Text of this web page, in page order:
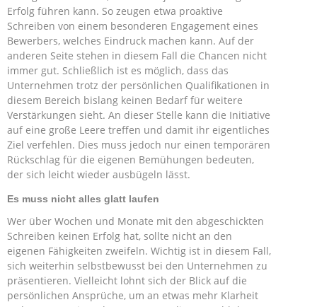
Erfolg führen kann. So zeugen etwa proaktive
Schreiben von einem besonderen Engagement eines
Bewerbers, welches Eindruck machen kann. Auf der
anderen Seite stehen in diesem Fall die Chancen nicht
immer gut. Schließlich ist es möglich, dass das
Unternehmen trotz der persönlichen Qualifikationen in
diesem Bereich bislang keinen Bedarf für weitere
Verstärkungen sieht. An dieser Stelle kann die Initiative
auf eine große Leere treffen und damit ihr eigentliches
Ziel verfehlen. Dies muss jedoch nur einen temporären
Rückschlag für die eigenen Bemühungen bedeuten,
der sich leicht wieder ausbügeln lässt.
Es muss nicht alles glatt laufen
Wer über Wochen und Monate mit den abgeschickten
Schreiben keinen Erfolg hat, sollte nicht an den
eigenen Fähigkeiten zweifeln. Wichtig ist in diesem Fall,
sich weiterhin selbstbewusst bei den Unternehmen zu
präsentieren. Vielleicht lohnt sich der Blick auf die
persönlichen Ansprüche, um an etwas mehr Klarheit